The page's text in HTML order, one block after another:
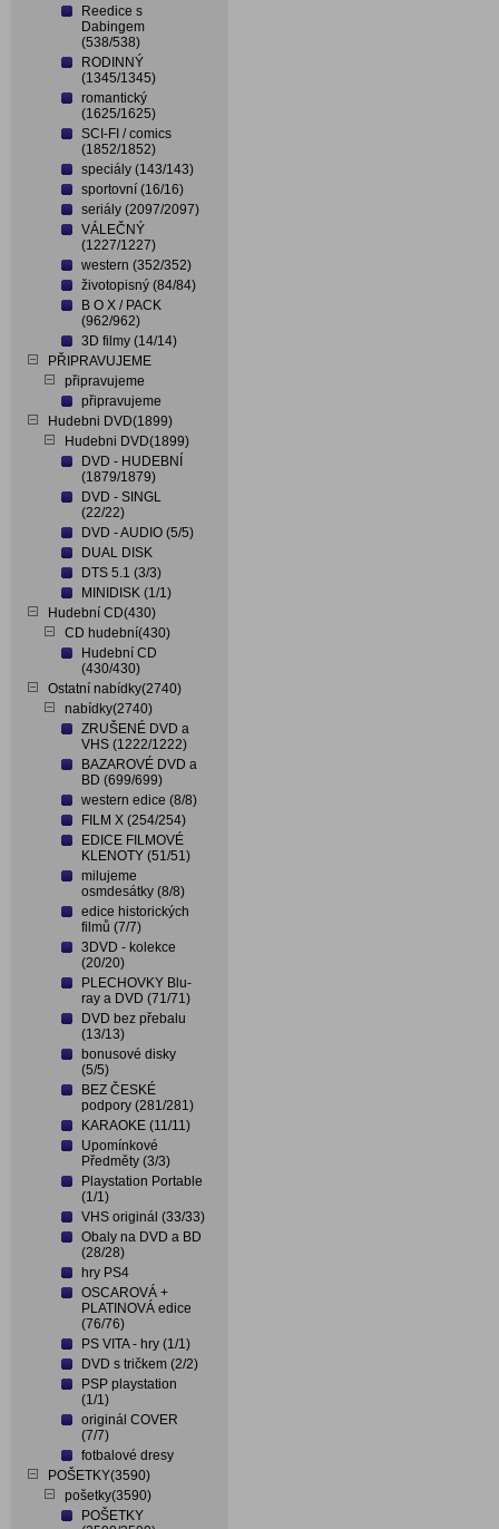
Reedice s
Dabingem
(538/538)
RODINNÝ
(1345/1345)
romantický
(1625/1625)
SCI-FI / comics
(1852/1852)
speciály (143/143)
sportovní (16/16)
seriály (2097/2097)
VÁLEČNÝ
(1227/1227)
western (352/352)
životopisný (84/84)
B O X / PACK
(962/962)
3D filmy (14/14)
PŘIPRAVUJEME
připravujeme
připravujeme
Hudebni DVD(1899)
Hudebni DVD(1899)
DVD - HUDEBNÍ
(1879/1879)
DVD - SINGL
(22/22)
DVD - AUDIO (5/5)
DUAL DISK
DTS 5.1 (3/3)
MINIDISK (1/1)
Hudební CD(430)
CD hudební(430)
Hudební CD
(430/430)
Ostatní nabídky(2740)
nabídky(2740)
ZRUŠENÉ DVD a
VHS (1222/1222)
BAZAROVÉ DVD a
BD (699/699)
western edice (8/8)
FILM X (254/254)
EDICE FILMOVÉ
KLENOTY (51/51)
milujeme
osmdesátky (8/8)
edice historických
filmů (7/7)
3DVD - kolekce
(20/20)
PLECHOVKY Blu-
ray a DVD (71/71)
DVD bez přebalu
(13/13)
bonusové disky
(5/5)
BEZ ČESKÉ
podpory (281/281)
KARAOKE (11/11)
Upomínkové
Předměty (3/3)
Playstation Portable
(1/1)
VHS originál (33/33)
Obaly na DVD a BD
(28/28)
hry PS4
OSCAROVÁ +
PLATINOVÁ edice
(76/76)
PS VITA - hry (1/1)
DVD s tričkem (2/2)
PSP playstation
(1/1)
originál COVER
(7/7)
fotbalové dresy
POŠETKY(3590)
pošetky(3590)
POŠETKY